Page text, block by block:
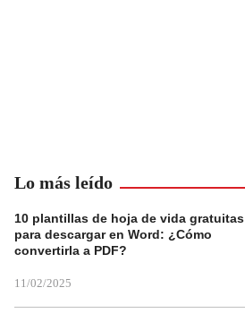
Lo más leído
10 plantillas de hoja de vida gratuitas
para descargar en Word: ¿Cómo
convertirla a PDF?
11/02/2025